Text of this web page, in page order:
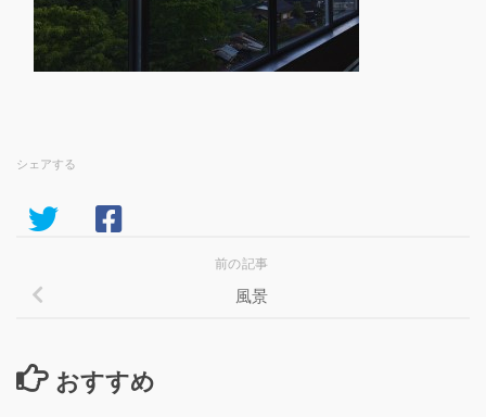
シェアする
前の記事
風景
おすすめ